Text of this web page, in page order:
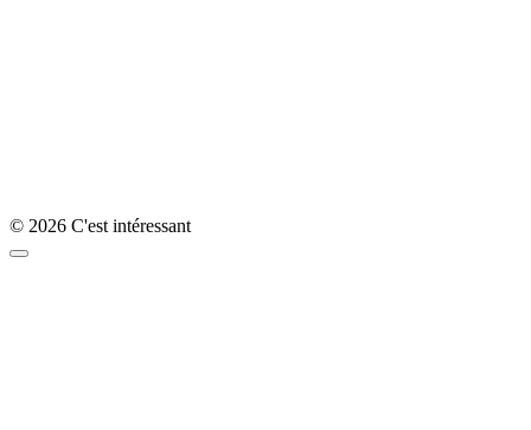
© 2026 C'est intéressant